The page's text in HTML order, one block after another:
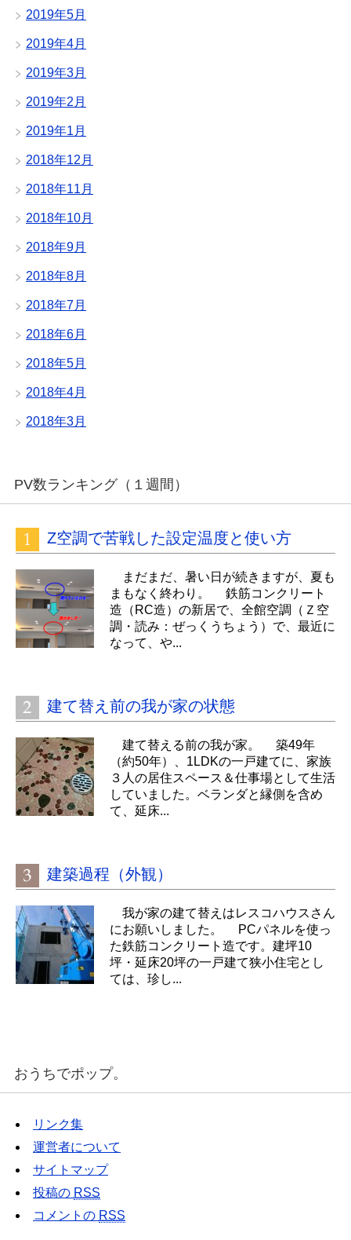
2019年5月
2019年4月
2019年3月
2019年2月
2019年1月
2018年12月
2018年11月
2018年10月
2018年9月
2018年8月
2018年7月
2018年6月
2018年5月
2018年4月
2018年3月
PV数ランキング（１週間）
Z空調で苦戦した設定温度と使い方
まだまだ、暑い日が続きますが、夏も
まもなく終わり。 鉄筋コンクリート
造（RC造）の新居で、全館空調（Ｚ空
調・読み：ぜっくうちょう）で、最近に
なって、や...
建て替え前の我が家の状態
建て替える前の我が家。 築49年
（約50年）、1LDKの一戸建てに、家族
３人の居住スペース＆仕事場として生活
していました。ベランダと縁側を含め
て、延床...
建築過程（外観）
我が家の建て替えはレスコハウスさん
にお願いしました。 PCパネルを使っ
た鉄筋コンクリート造です。建坪10
坪・延床20坪の一戸建て狭小住宅とし
ては、珍し...
おうちでポップ。
リンク集
運営者について
サイトマップ
投稿の RSS
コメントの RSS